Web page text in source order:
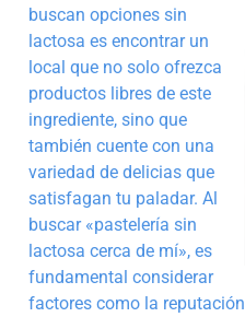
buscan opciones sin
lactosa es encontrar un
local que no solo ofrezca
productos libres de este
ingrediente, sino que
también cuente con una
variedad de delicias que
satisfagan tu paladar. Al
buscar «pastelería sin
lactosa cerca de mí», es
fundamental considerar
factores como la reputación